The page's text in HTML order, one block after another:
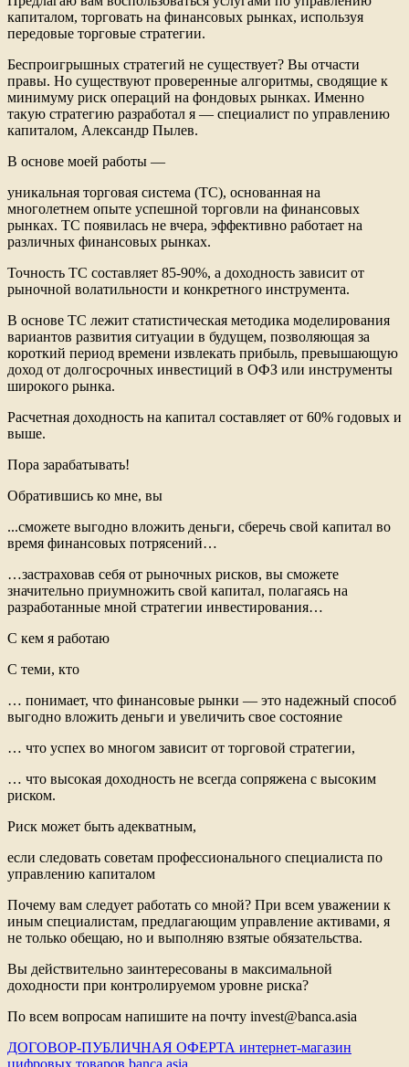
капиталом, торговать на финансовых рынках, используя
передовые торговые стратегии.
Беспроигрышных стратегий не существует? Вы отчасти
правы. Но существуют проверенные алгоритмы, сводящие к
минимуму риск операций на фондовых рынках. Именно
такую стратегию разработал я — специалист по управлению
капиталом, Александр Пылев.
В основе моей работы —
уникальная торговая система (ТС), основанная на
многолетнем опыте успешной торговли на финансовых
рынках. ТС появилась не вчера, эффективно работает на
различных финансовых рынках.
Точность ТС составляет 85-90%, а доходность зависит от
рыночной волатильности и конкретного инструмента.
В основе ТС лежит статистическая методика моделирования
вариантов развития ситуации в будущем, позволяющая за
короткий период времени извлекать прибыль, превышающую
доход от долгосрочных инвестиций в ОФЗ или инструменты
широкого рынка.
Расчетная доходность на капитал составляет от 60% годовых и
выше.
Пора зарабатывать!
Обратившись ко мне, вы
...сможете выгодно вложить деньги, сберечь свой капитал во
время финансовых потрясений…
…застраховав себя от рыночных рисков, вы сможете
значительно приумножить свой капитал, полагаясь на
разработанные мной стратегии инвестирования…
С кем я работаю
С теми, кто
… понимает, что финансовые рынки — это надежный способ
выгодно вложить деньги и увеличить свое состояние
… что успех во многом зависит от торговой стратегии,
… что высокая доходность не всегда сопряжена с высоким
риском.
Риск может быть адекватным,
если следовать советам профессионального специалиста по
управлению капиталом
Почему вам следует работать со мной? При всем уважении к
иным специалистам, предлагающим управление активами, я
не только обещаю, но и выполняю взятые обязательства.
Вы действительно заинтересованы в максимальной
доходности при контролируемом уровне риска?
По всем вопросам напишите на почту invest@banca.asia
ДОГОВОР-ПУБЛИЧНАЯ ОФЕРТА интернет-магазин